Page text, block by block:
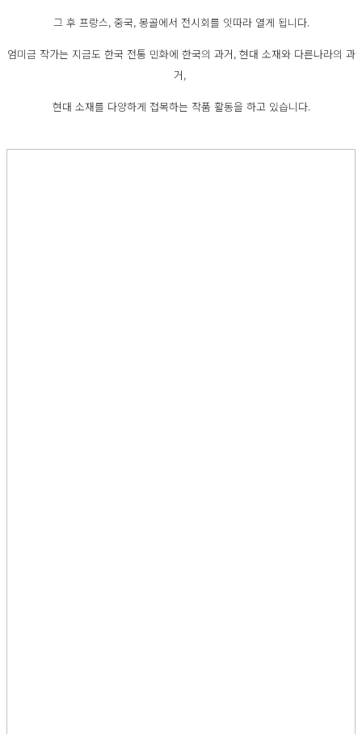
그 후 프랑스, 중국, 몽골에서 전시회를 잇따라 열게 됩니다.
엄미금 작가는 지금도 한국 전통 민화에 한국의 과거, 현대 소재와 다른나라의 과
거,
현대 소재를 다양하게 접목하는 작품 활동을 하고 있습니다.